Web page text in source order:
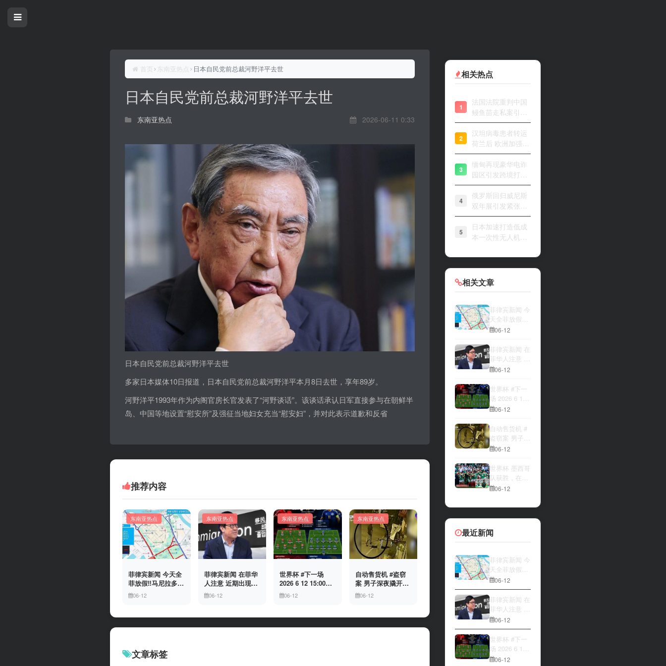
首页 东南亚热点 日本自民党前总裁河野洋平去世
日本自民党前总裁河野洋平去世
东南亚热点 2026-06-11 0:33
日本自民党前总裁河野洋平去世
多家日本媒体10日报道，日本自民党前总裁河野洋平本月8日去世，享年89岁。
河野洋平1993年作为内阁官房长官发表了“河野谈话”。该谈话承认日军直接参与在朝鲜半
岛、中国等地设置“慰安所”及强征当地妇女充当“慰安妇”，并对此表示道歉和反省
推荐内容
东南亚热点
菲律宾新闻 今天全
菲放假‼️马尼拉多地
封路06-12
东南亚热点
菲律宾新闻 在菲华
人注意 近期出现假
冒移民局执法人员
上门敲诈案件，已
06-12
东南亚热点
世界杯 #下一场
2026 6 12 15:00整
加拿大与波黑的较
量 究竟胜利的天平
加拿大借助主场优
势笑到最后，还是
06-12
东南亚热点
自动售货机 #盗窃
案 男子深夜撬开自
动售货机，2000比
索硬币被一扫而空
06-12
文章标签
相关热点
1
法国法院重判中国
鳗鱼苗走私案引关
注
2
汉坦病毒患者转运
荷兰后 欧洲加强风
险评估
3
缅甸再现豪华电诈
园区引发跨境打击
关注
4
俄罗斯回归威尼斯
双年展引发紧张开
幕
5
日本加速打造低成
本一次性无人机战
相关文章
菲律宾新闻 今
天全菲放假‼️
马尼拉多地封
06-12
菲律宾新闻 在
菲华人注意 近
期出现假冒移
上门敲诈案
件，已有多人
举报中招
06-12
世界杯 #下一
场 2026 6 12
15:00整 加拿
量 究竟胜利的
天平会倾向哪
一方，是加拿
大借助主场优
势笑到最后，
还是波黑上演
逆袭好戏？让
我们拭目以
06-12
自动售货机 #
盗窃案 男子深
夜撬开自动售
索硬币被一扫
而空
06-12
世界杯 墨西哥
队获胜，在首
场比赛中击败
06-12
最近新闻
菲律宾新闻 今
天全菲放假‼️
马尼拉多地封
路
06-12
菲律宾新闻 在
菲华人注意 近
期出现假冒移
民局执法人员
上门敲诈案
件，已有多人
举报中招
06-12
世界杯 #下一
场 2026 6 12
15:00整 加拿
06-12